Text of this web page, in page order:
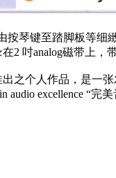
按琴键至踏脚板等
2 吋analog磁带上，
个人作品，是一张
audio excellence “完美